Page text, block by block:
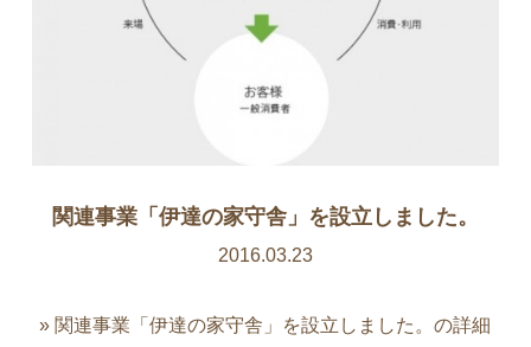
関連事業「伊達の家守舎」を設立しました。
2016.03.23
» 関連事業「伊達の家守舎」を設立しました。の詳細